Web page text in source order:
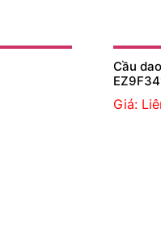
Cầu
Giá: